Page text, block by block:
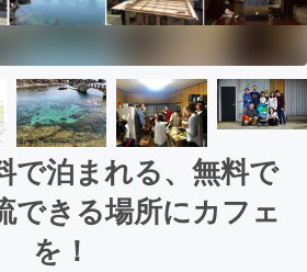
で泊まれる、無料で
できる場所にカフェ
を！